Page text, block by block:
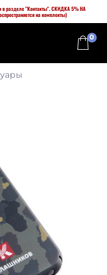
в разделе "Контакты". СКИДКА 5% НА
на комплекты)
0